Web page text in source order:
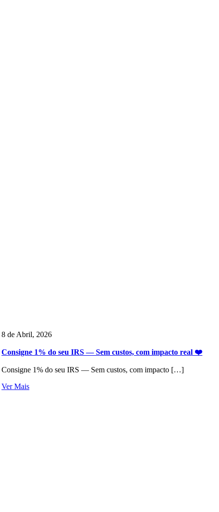
8 de Abril, 2026
Consigne 1% do seu IRS — Sem custos, com impacto real ❤️
Consigne 1% do seu IRS — Sem custos, com impacto […]
Ver Mais